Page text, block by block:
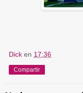
Dick en 17:36
Compartir